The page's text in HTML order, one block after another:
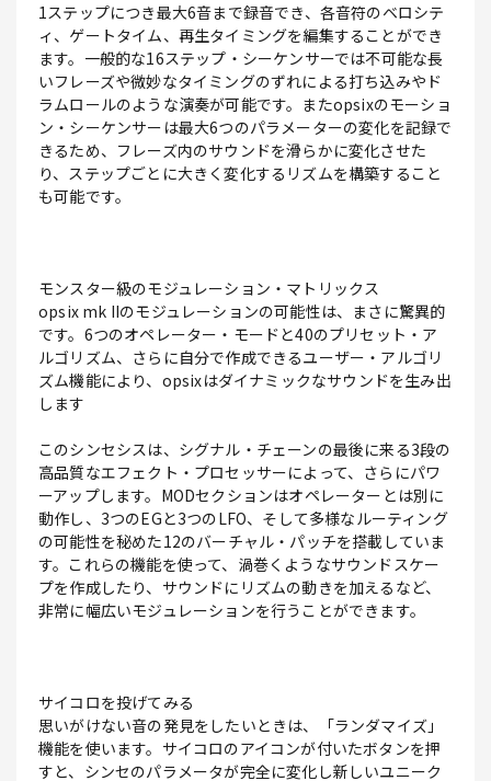
1ステップにつき最大6音まで録音でき、各音符のベロシテ
ィ、ゲートタイム、再生タイミングを編集することができ
ます。一般的な16ステップ・シーケンサーでは不可能な長
いフレーズや微妙なタイミングのずれによる打ち込みやド
ラムロールのような演奏が可能です。またopsixのモーショ
ン・シーケンサーは最大6つのパラメーターの変化を記録で
きるため、フレーズ内のサウンドを滑らかに変化させた
り、ステップごとに大きく変化するリズムを構築すること
も可能です。
モンスター級のモジュレーション・マトリックス
opsix mk IIのモジュレーションの可能性は、まさに驚異的
です。6つのオペレーター・モードと40のプリセット・ア
ルゴリズム、さらに自分で作成できるユーザー・アルゴリ
ズム機能により、opsixはダイナミックなサウンドを生み出
します
このシンセシスは、シグナル・チェーンの最後に来る3段の
高品質なエフェクト・プロセッサーによって、さらにパワ
ーアップします。MODセクションはオペレーターとは別に
動作し、3つのEGと3つのLFO、そして多様なルーティング
の可能性を秘めた12のバーチャル・パッチを搭載していま
す。これらの機能を使って、渦巻くようなサウンドスケー
プを作成したり、サウンドにリズムの動きを加えるなど、
非常に幅広いモジュレーションを行うことができます。
サイコロを投げてみる
思いがけない音の発見をしたいときは、「ランダマイズ」
機能を使います。サイコロのアイコンが付いたボタンを押
すと、シンセのパラメータが完全に変化し新しいユニーク